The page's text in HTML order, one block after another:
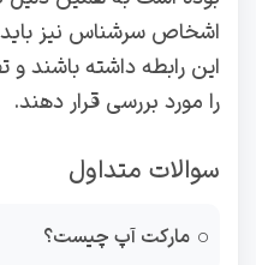
اشخاص سرشناس نیز باید
این رابطه داشته باشند و
را مورد بررسی قرار دهند.
سوالات متداول
مارکت آپ چیست؟